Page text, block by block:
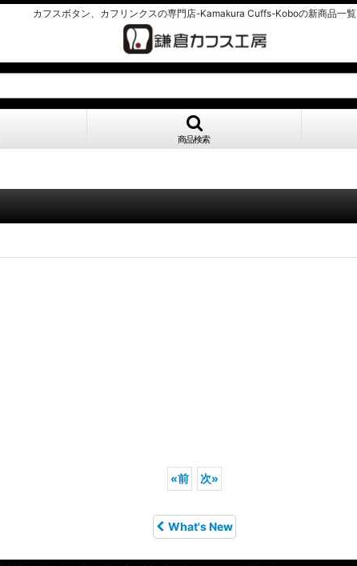
カフスボタン、カフリンクスの専門店-Kamakura Cuffs-Koboの新商品一覧
商品検索
«前 次»
What's New